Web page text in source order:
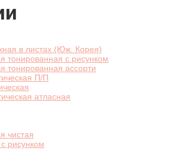
в листах (Юж. Корея)
тонированная с рисунком
тонированная ассорти
П/П
атласная
чистая
рисунком